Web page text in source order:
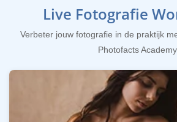
Live Fotografie
Verbeter jouw fotografie in de praktijk
Photofacts Academy